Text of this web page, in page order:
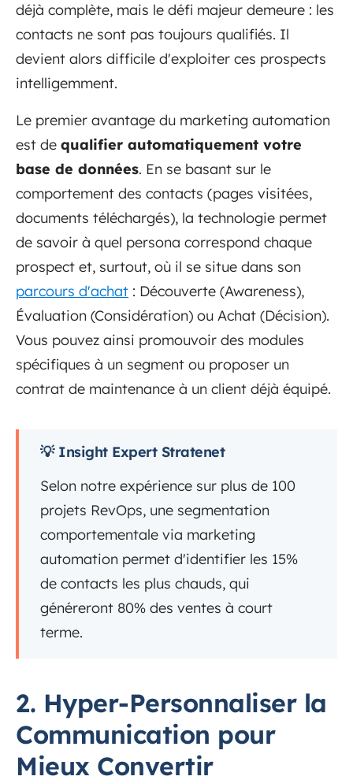
déjà complète, mais le défi majeur demeure : les
contacts ne sont pas toujours qualifiés. Il
devient alors difficile d'exploiter ces prospects
intelligemment.
Le premier avantage du marketing automation
est de qualifier automatiquement votre
base de données. En se basant sur le
comportement des contacts (pages visitées,
documents téléchargés), la technologie permet
de savoir à quel persona correspond chaque
prospect et, surtout, où il se situe dans son
parcours d'achat : Découverte (Awareness),
Évaluation (Considération) ou Achat (Décision).
Vous pouvez ainsi promouvoir des modules
spécifiques à un segment ou proposer un
contrat de maintenance à un client déjà équipé.
💡 Insight Expert Stratenet
Selon notre expérience sur plus de 100
projets RevOps, une segmentation
comportementale via marketing
automation permet d'identifier les 15%
de contacts les plus chauds, qui
généreront 80% des ventes à court
terme.
2. Hyper-Personnaliser la
Communication pour
Mieux Convertir